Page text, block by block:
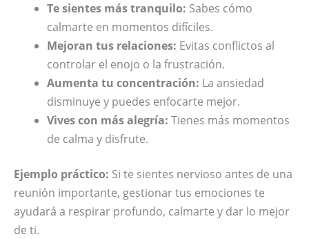
Te sientes más tranquilo: Sabes cómo
calmarte en momentos difíciles.
Mejoran tus relaciones: Evitas conflictos al
controlar el enojo o la frustración.
Aumenta tu concentración: La ansiedad
disminuye y puedes enfocarte mejor.
Vives con más alegría: Tienes más momentos
de calma y disfrute.
Ejemplo práctico: Si te sientes nervioso antes de una
reunión importante, gestionar tus emociones te
ayudará a respirar profundo, calmarte y dar lo mejor
de ti.